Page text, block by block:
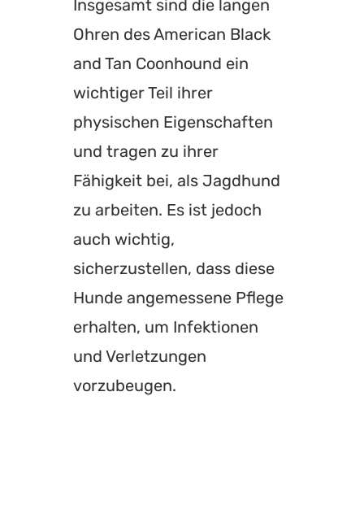
Insgesamt sind die langen
Ohren des American Black
and Tan Coonhound ein
wichtiger Teil ihrer
physischen Eigenschaften
und tragen zu ihrer
Fähigkeit bei, als Jagdhund
zu arbeiten. Es ist jedoch
auch wichtig,
sicherzustellen, dass diese
Hunde angemessene Pflege
erhalten, um Infektionen
und Verletzungen
vorzubeugen.